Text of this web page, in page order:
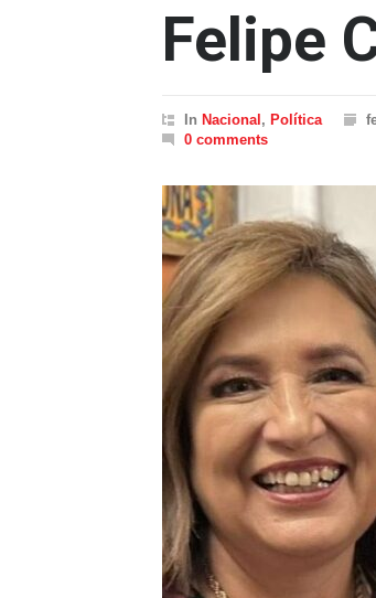
Felipe
In Nacional , Política
0 comments